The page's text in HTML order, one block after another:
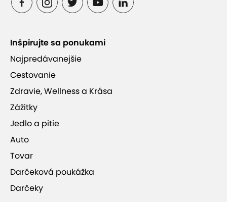
Inšpirujte sa ponukami
Najpredávanejšie
Cestovanie
Zdravie, Wellness a Krása
Zážitky
Jedlo a pitie
Auto
Tovar
Darčeková poukážka
Darčeky